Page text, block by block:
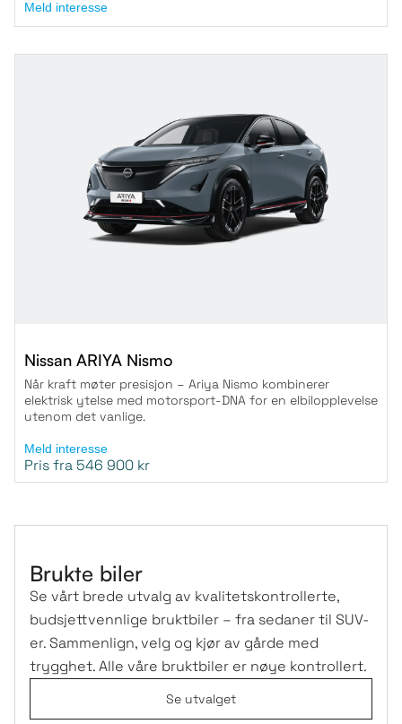
Meld interesse
Nissan ARIYA Nismo
Når kraft møter presisjon – Ariya Nismo kombinerer
elektrisk ytelse med motorsport-DNA for en elbilopplevelse
utenom det vanlige.
Meld interesse
Pris fra 546 900 kr
Brukte biler
Se vårt brede utvalg av kvalitetskontrollerte,
budsjettvennlige bruktbiler – fra sedaner til SUV-
er. Sammenlign, velg og kjør av gårde med
trygghet. Alle våre bruktbiler er nøye kontrollert.
Se utvalget